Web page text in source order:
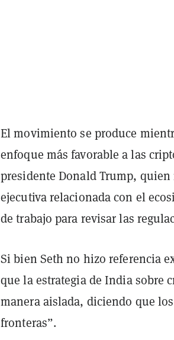
El movimiento se produce
enfoque más favorable a las
presidente Donald Trump, quien
ejecutiva relacionada con el
de trabajo para revisar las
Si bien Seth no hizo referencia
que la estrategia de India sobre
manera aislada, diciendo que
fronteras”.